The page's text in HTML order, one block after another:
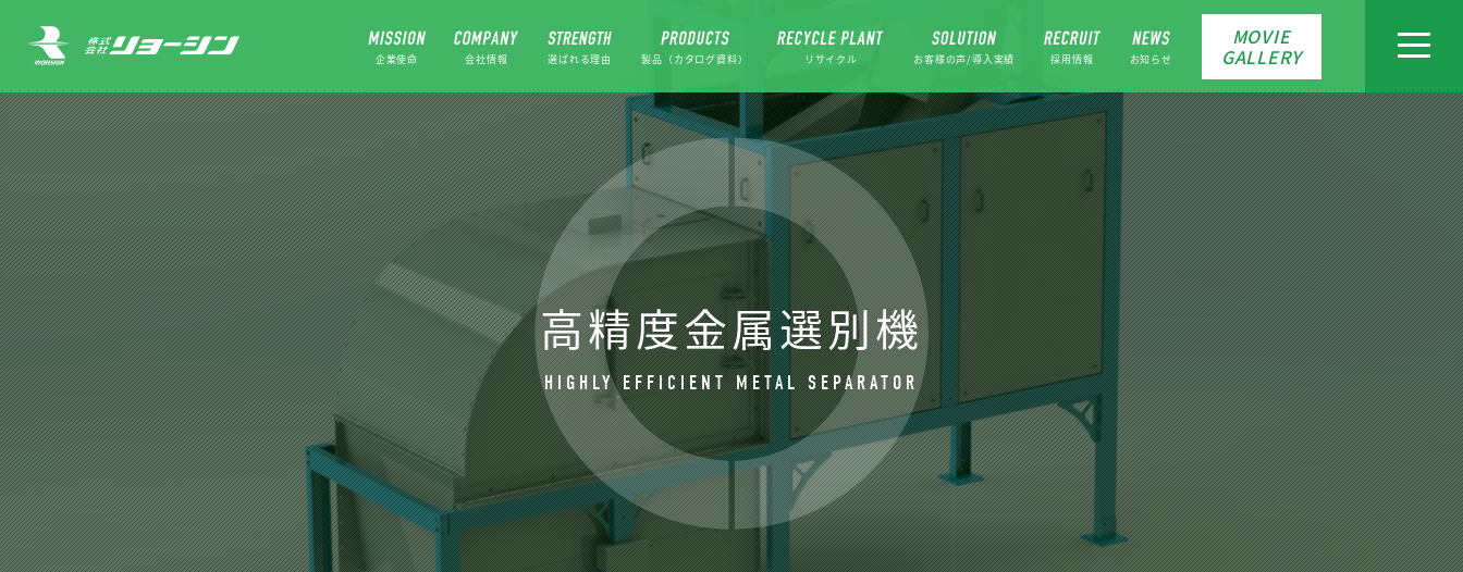
企業使命 会社情報 選ばれる理由 製品（カタログ資料） リサイクル お客様の声/導入実績 採用情報 お知らせ
MOVIE
GALLERY
toggle
高精度金属選別機
HIGHLY EFFICIENT METAL SEPARATOR